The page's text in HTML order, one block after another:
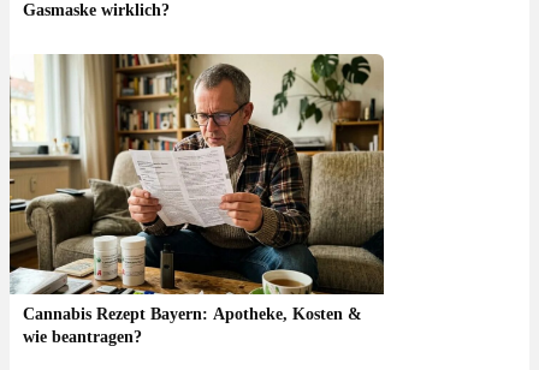
Gasmaske wirklich?
Cannabis Rezept Bayern: Apotheke, Kosten &
wie beantragen?